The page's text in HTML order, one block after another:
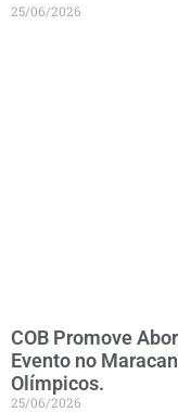
25/06/2026
COB Promove
Evento no
Olímpicos.
25/06/2026